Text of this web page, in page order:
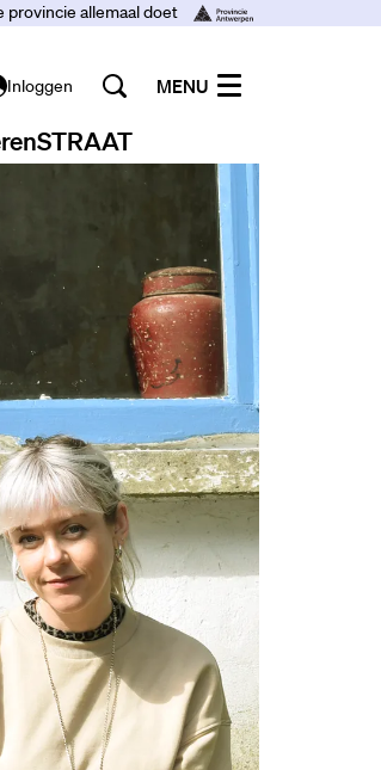
provincie allemaal doet
Inloggen
STRAAT
MENU